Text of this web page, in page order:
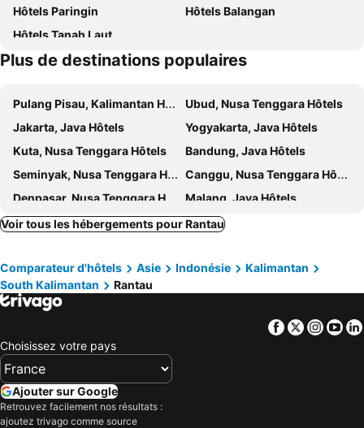
Hôtels Paringin
Hôtels Balangan
Hôtels Tanah Laut
Plus de destinations populaires
Pulang Pisau, Kalimantan Hôtels
Ubud, Nusa Tenggara Hôtels
Jakarta, Java Hôtels
Yogyakarta, Java Hôtels
Kuta, Nusa Tenggara Hôtels
Bandung, Java Hôtels
Seminyak, Nusa Tenggara Hôtels
Canggu, Nusa Tenggara Hôtels
Denpasar, Nusa Tenggara Hôtels
Malang, Java Hôtels
Voir tous les hébergements pour Rantau
Comparateur d'hôtels Asie Indonésie
Kalimantan
South Kalimantan
Rantau
Facebook
Twitter
Choisissez votre pays
Ajouter sur Google
Retrouvez facilement nos résultats :
ajoutez trivago comme source